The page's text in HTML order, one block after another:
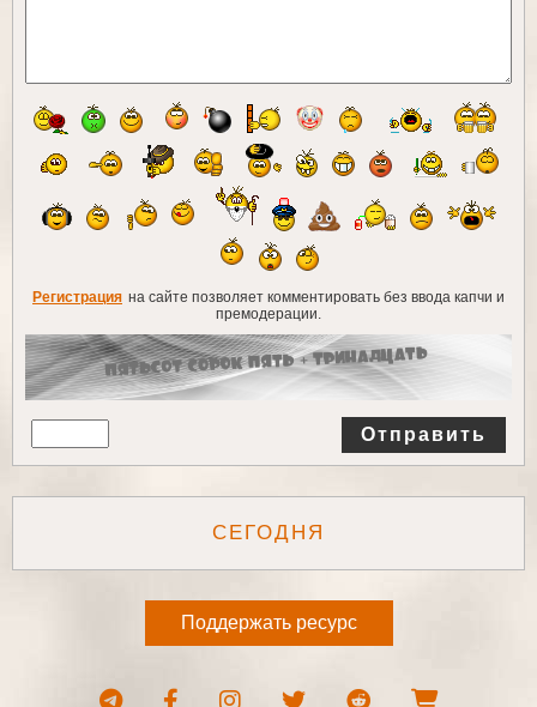
Регистрация на сайте позволяет комментировать без ввода капчи и
премодерации.
Отправить
СЕГОДНЯ
Поддержать ресурс